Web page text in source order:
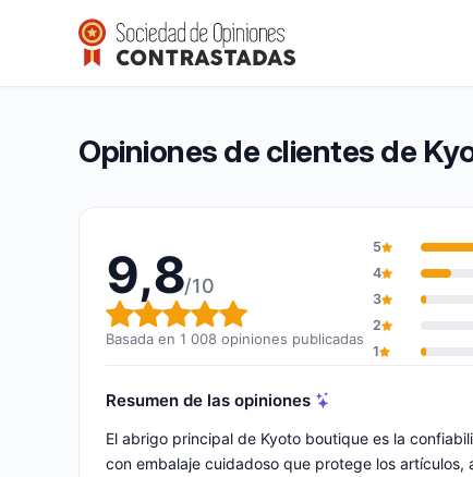
Kyoto boutique
Calificación global: 9,8 de 10
9,8/10(1 008 opiniones)
Opiniones de clientes de
9,8/10
Calificación global: 9,8 de 10
Basada en 1 008 opiniones publicadas
5
4
3
2
1
Resumen de las opiniones
El abrigo principal de Kyoto boutique es la
con embalaje cuidadoso que protege los